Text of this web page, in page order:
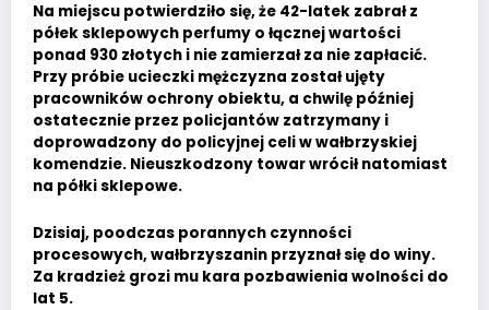
Na miejscu potwierdziło się, że 42-latek zabrał z
półek sklepowych perfumy o łącznej wartości
ponad 930 złotych i nie zamierzał za nie zapłacić.
Przy próbie ucieczki mężczyzna został ujęty
pracowników ochrony obiektu, a chwilę później
ostatecznie przez policjantów zatrzymany i
doprowadzony do policyjnej celi w wałbrzyskiej
komendzie. Nieuszkodzony towar wrócił natomiast
na półki sklepowe.
Dzisiaj, poodczas porannych czynności
procesowych, wałbrzyszanin przyznał się do winy.
Za kradzież grozi mu kara pozbawienia wolności do
lat 5.